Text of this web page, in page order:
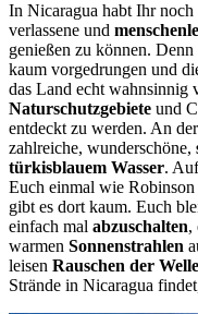
In Nicaragua habt Ihr noch
verlassene und
genießen zu können.
kaum vorgedrungen und
das Land echt wahnsinnig
Naturschutzgebiete und
entdeckt zu werden. An
zahlreiche, wunderschöne,
türkisblauem Wasser.
Euch einmal wie
gibt es dort kaum. Euch
einfach mal abzuschalten,
warmen Sonnenstrahlen
leisen Rauschen der
Strände in Nicaragua